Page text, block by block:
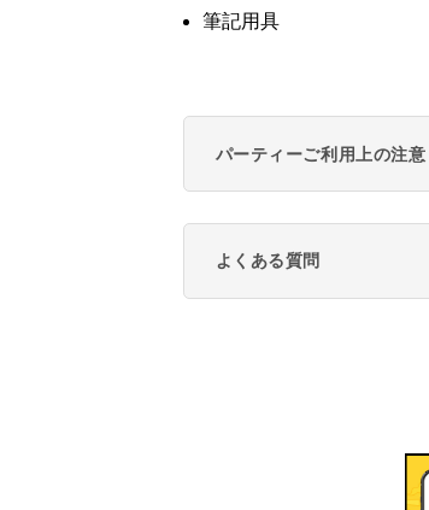
筆記用具
パーティーご利用上の注意
よくある質問